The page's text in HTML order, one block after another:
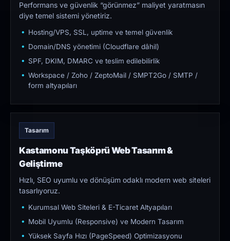
Performans ve güvenlik “görünmez” maliyet yaratmasın
diye temel sistemi yönetiriz.
Hosting/VPS, SSL, uptime ve temel güvenlik
Domain/DNS yönetimi (Cloudflare dâhil)
SPF, DKIM, DMARC ve teslim edilebilirlik
Workspace / Zoho / ZeptoMail / SMPT2Go / SMTP /
form altyapıları
Tasarım
Kastamonu Taşköprü Web Tasarım &
Geliştirme
Hızlı, SEO uyumlu ve dönüşüm odaklı modern web siteleri
tasarlıyoruz.
Kurumsal Web Siteleri & E-Ticaret Altyapıları
Mobil Uyumlu (Responsive) ve Modern Tasarım
Yüksek Sayfa Hızı (PageSpeed) Optimizasyonu